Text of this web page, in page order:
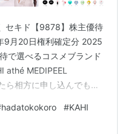
セキド【9878】株主優待
9月20日権利確定分 2025
で選べるコスメブランド
MEDIPEEL
ら相方に申し込んでもら
事では、セキドから株
か、届いた株主優待の
hadatokokoro #KAHI